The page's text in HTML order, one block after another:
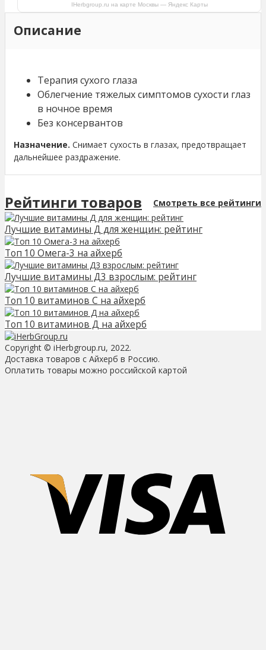
IHerbgroup.ru на карте Москвы — Яндекс Карты
Описание
Терапия сухого глаза
Облегчение тяжелых симптомов сухости глаз
в ночное время
Без консервантов
Назначение. Снимает сухость в глазах, предотвращает
дальнейшее раздражение.
Рейтинги товаров Смотреть все рейтинги
Лучшие витамины Д для женщин: рейтинг
Топ 10 Омега-3 на айхерб
Лучшие витамины Д3 взрослым: рейтинг
Топ 10 витаминов С на айхерб
Топ 10 витаминов Д на айхерб
Copyright © iHerbgroup.ru, 2022.
Доставка товаров с Айхерб в Россию.
Оплатить товары можно российской картой